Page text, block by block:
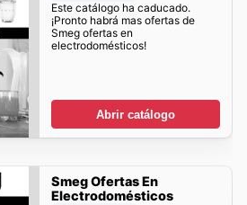
Este catálogo ha caducado.
¡Pronto habrá mas ofertas de
Smeg ofertas en
electrodomésticos!
Abrir catálogo
Smeg Ofertas En
Electrodomésticos